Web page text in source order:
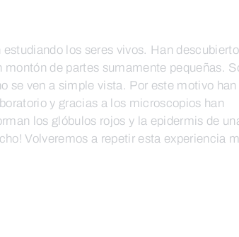
estudiando los seres vivos. Han
montón de partes sumamente pequeñas.
se ven a simple vista. Por este motivo han
y gracias a los microscopios han
los glóbulos rojos y la epidermis de
Volveremos a repetir esta experiencia